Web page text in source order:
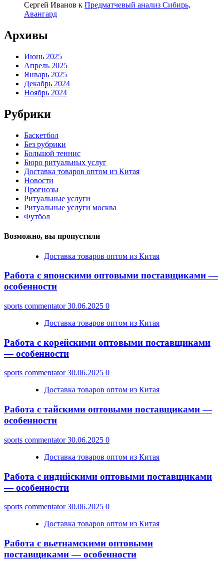
Сергей Иванов к Предматчевый анализ Сибирь,
Авангард
Архивы
Июнь 2025
Апрель 2025
Январь 2025
Декабрь 2024
Ноябрь 2024
Рубрики
Баскетбол
Без рубрики
Большой теннис
Бюро ритуальных услуг
Доставка товаров оптом из Китая
Новости
Прогнозы
Ритуальные услуги
Ритуальные услуги москва
Футбол
Возможно, вы пропустили
Доставка товаров оптом из Китая
Работа с японскими оптовыми поставщиками —
особенности
sports commentator30.06.2025 0
Доставка товаров оптом из Китая
Работа с корейскими оптовыми поставщиками
— особенности
sports commentator30.06.2025 0
Доставка товаров оптом из Китая
Работа с тайскими оптовыми поставщиками —
особенности
sports commentator30.06.2025 0
Доставка товаров оптом из Китая
Работа с индийскими оптовыми поставщиками
— особенности
sports commentator30.06.2025 0
Доставка товаров оптом из Китая
Работа с вьетнамскими оптовыми
поставщиками — особенности